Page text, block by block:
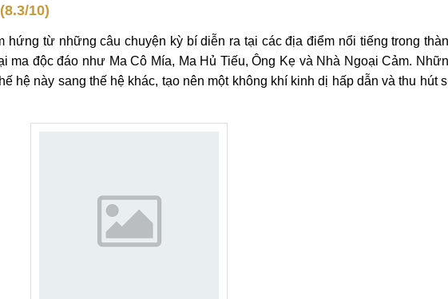
10)
hứng từ những câu chuyện kỳ bí diễn ra tại các địa điểm nổi tiếng trong
ma độc đáo như Ma Cô Mía, Ma Hủ Tiếu, Ông Kẹ và Nhà Ngoại Cảm.
hệ này sang thế hệ khác, tạo nên một không khí kinh dị hấp dẫn và thu hút